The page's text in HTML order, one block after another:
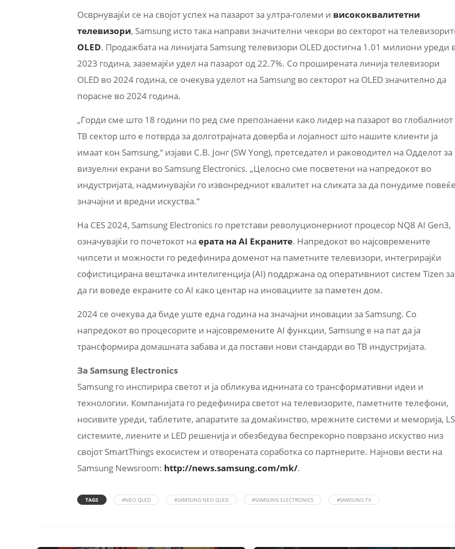
Осврнувајќи се на својот успех на пазарот за ултра-големи и висококвалитетни
телевизори, Samsung исто така направи значителни чекори во секторот на
OLED. Продажбата на линијата Samsung телевизори OLED достигна 1.01 милиони уреди
2023 година, заземајќи удел на пазарот од 22.7%. Со проширената линија телевизори
OLED во 2024 година, се очекува уделот на Samsung во секторот на OLED значително да
порасне во 2024 година.
„Горди сме што 18 години по ред сме препознаени како лидер на пазарот во глобалниот
ТВ сектор што е потврда за долготрајната доверба и лојалност што нашите клиенти ја
имаат кон Samsung,“ изјави С.В. Јонг (SW Yong), претседател и раководител на Одделот за
визуелни екрани во Samsung Electronics. „Целосно сме посветени на напредокот во
индустријата, надминувајќи го извонредниот квалитет на сликата за да понудиме
значајни и вредни искуства.“
На CES 2024, Samsung Electronics го претстави револуционерниот процесор NQ8 AI Gen3,
означувајќи го почетокот на ерата на AI Екраните. Напредокот во најсовремените
чипсети и можности го редефинира доменот на паметните телевизори, интегрирајќи
софистицирана вештачка интелигенција (AI) поддржана од оперативниот систем Tizen за
да ги воведе екраните со AI како центар на иновациите за паметен дом.
2024 се очекува да биде уште една година на значајни иновации за Samsung. Со
напредокот во процесорите и најсовремените AI функции, Samsung е на пат да ја
трансформира домашната забава и да постави нови стандарди во ТВ индустријата.
За Samsung Electronics
Samsung го инспирира светот и ја обликува иднината со трансформативни идеи и
технологии. Компанијата го редефинира светот на телевизорите, паметните телефони,
носивите уреди, таблетите, апаратите за домаќинство, мрежните системи и меморија,
системите, лиените и LED решенија и обезбедува беспрекорно поврзано искуство низ
својот SmartThings екосистем и отворената соработка со партнерите. Најнови вести на
Samsung Newsroom: http://news.samsung.com/mk/.
TAGS #NEO QLED #SAMSUNG NEO QLED #SAMSUNG ELECTRONICS #SAMSUNG TV